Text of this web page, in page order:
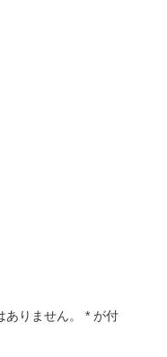
りません。 * が付